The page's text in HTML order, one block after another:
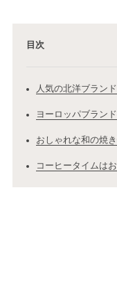
目次
人気の北洋ブラン
ヨーロッパブラン
おしゃれな和の焼
コーヒータイムは